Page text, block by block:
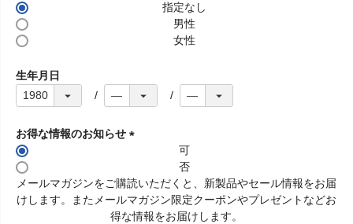
指定なし
男性
女性
生年月日
お得な情報のお知らせ
須
)
可
否
メールマガジンをご購読いただくと、新製品やセール情報をお届
けします。またメールマガジン限定クーポンやプレゼントなどお
得な情報をお届けします。